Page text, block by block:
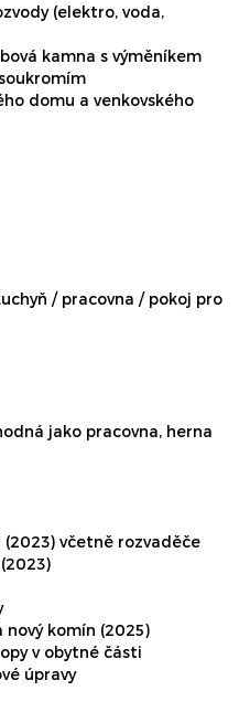
(elektro, voda,
kamna s výměníkem
domu a venkovského
/ pracovna / pokoj pro
jako pracovna, herna
včetně rozvaděče
nový komín (2025)
v obytné části
úpravy